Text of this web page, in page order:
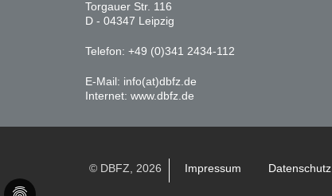
Torgauer Str. 116
D - 04347 Leipzig
Telefon: +49 (0)341 2434-112
E-Mail: info(at)dbfz.de
Internet: www.dbfz.de
© DBFZ, 2026 Impressum Datenschutz